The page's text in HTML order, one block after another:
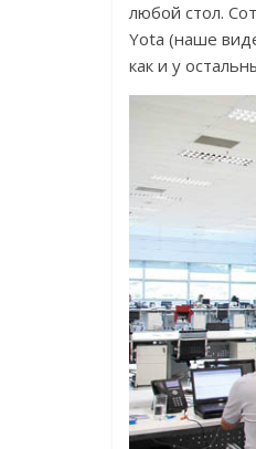
любой стол.
Yota (наше
как и у